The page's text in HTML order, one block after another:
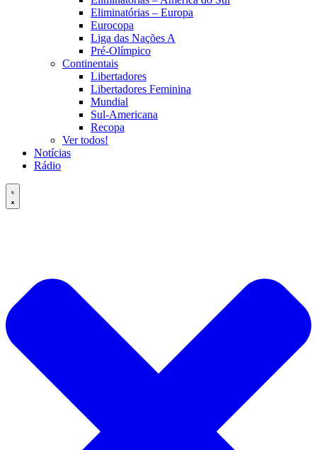
Eliminatórias – Europa
Eurocopa
Liga das Nações A
Pré-Olímpico
Continentais
Libertadores
Libertadores Feminina
Mundial
Sul-Americana
Recopa
Ver todos!
Notícias
Rádio